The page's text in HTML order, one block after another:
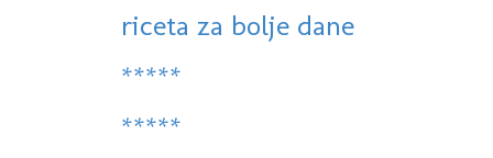
riceta za bolje dane
*****
*****